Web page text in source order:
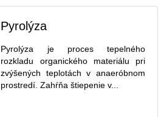
Pyrolýza
Pyrolýza je proces tepelného
rozkladu organického materiálu pri
zvýšených teplotách v anaeróbnom
prostredí. Zahŕňa štiepenie v...